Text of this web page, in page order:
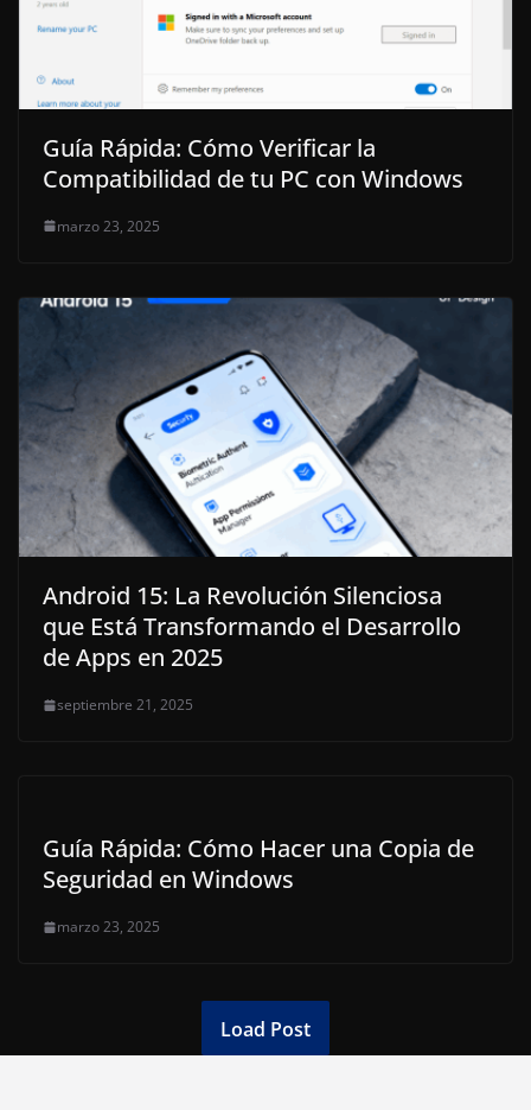
Guía Rápida: Cómo Verificar la
Compatibilidad de tu PC con Windows
marzo 23, 2025
Android 15: La Revolución Silenciosa
que Está Transformando el Desarrollo
de Apps en 2025
septiembre 21, 2025
Guía Rápida: Cómo Hacer una Copia de
Seguridad en Windows
marzo 23, 2025
Load Post